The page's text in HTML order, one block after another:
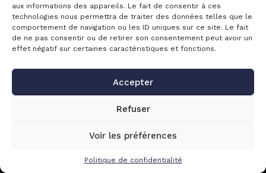
aux informations des appareils. Le fait de consentir à ces
technologies nous permettra de traiter des données telles que le
comportement de navigation ou les ID uniques sur ce site. Le fait
de ne pas consentir ou de retirer son consentement peut avoir un
effet négatif sur certaines caractéristiques et fonctions.
Accepter
Refuser
Voir les préférences
Politique de confidentialité
Inscription
Créer un compte pour accéder à l’espace